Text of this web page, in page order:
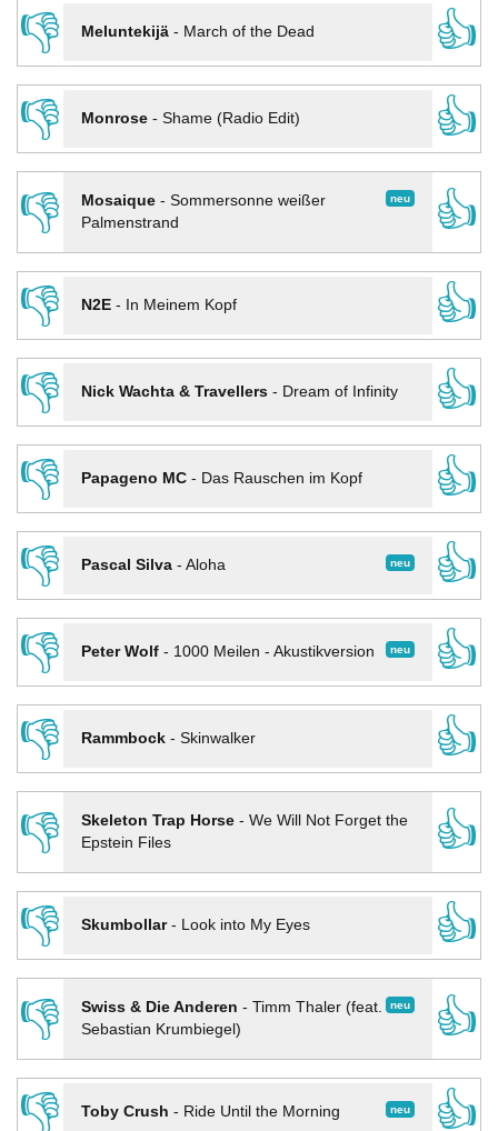
👎
Meluntekijä- March of the Dead
👍
👎
Monrose- Shame (Radio Edit)
👍
👎
neu
Mosaique- Sommersonne weißer
Palmenstrand
👍
👎
N2E- In Meinem Kopf
👍
👎
Nick Wachta & Travellers- Dream of Infinity
👍
👎
Papageno MC- Das Rauschen im Kopf
👍
👎
neu
Pascal Silva- Aloha
👍
👎
neu
Peter Wolf- 1000 Meilen - Akustikversion
👍
👎
Rammbock- Skinwalker
👍
👎
Skeleton Trap Horse- We Will Not Forget the
Epstein Files
👍
👎
Skumbollar- Look into My Eyes
👍
👎
neu
Swiss & Die Anderen - Timm Thaler (feat.
Sebastian Krumbiegel)
👍
👎
neu
Toby Crush - Ride Until the Morning
👍